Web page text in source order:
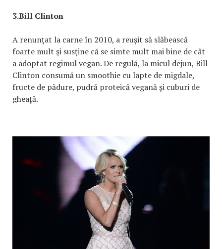
3.Bill Clinton
A renunţat la carne în 2010, a reuşit să slăbească
foarte mult şi susţine că se simte mult mai bine de cât
a adoptat regimul vegan. De regulă, la micul dejun, Bill
Clinton consumă un smoothie cu lapte de migdale,
fructe de pădure, pudră proteică vegană şi cuburi de
gheaţă.